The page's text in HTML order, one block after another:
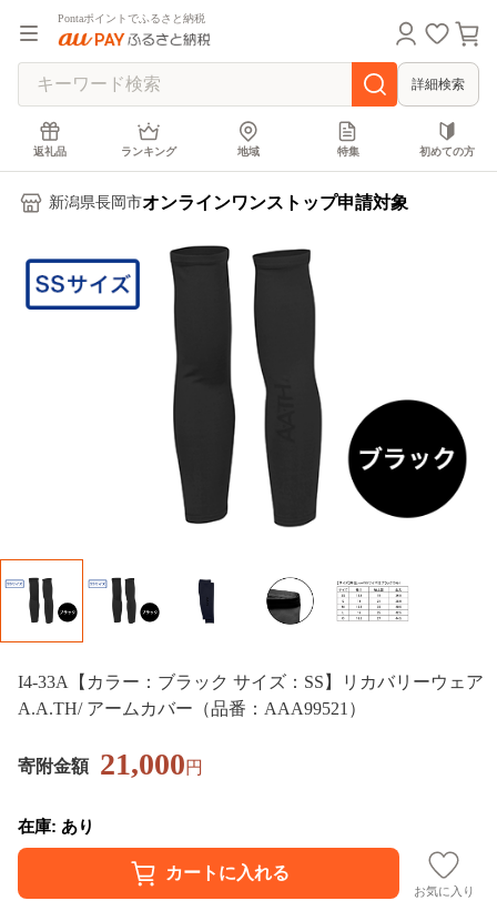
Pontaポイントでふるさと納税
詳細検索
返礼品 ランキング 地域 特集 初めての方
新潟県長岡市オンラインワンストップ申請対象
I4-33A【カラー：ブラック サイズ：SS】リカバリーウェア
A.A.TH/ アームカバー（品番：AAA99521）
寄附金額 21,000円
在庫: あり
お気に入り